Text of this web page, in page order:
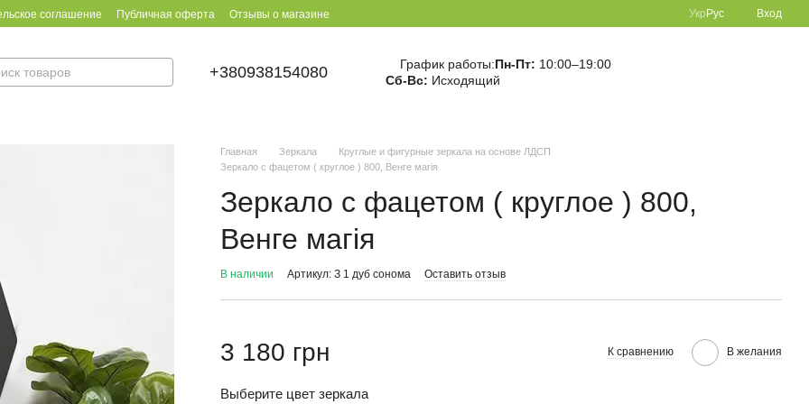
соглашение Публичная оферта Отзывы о магазине Укр Рус Вход
+380938154080 График работы:Пн-Пт: 10:00–19:00
Сб-Вс: Исходящий
Главная Зеркала
Круглые и фигурные зеркала на основе ЛДСП
Зеркало с фацетом ( круглое ) 800, Венге магія
Зеркало с фацетом ( круглое ) 800,
Венге магія
В наличии Артикул: З 1 дуб сонома Оставить отзыв
3 180 грн К сравнению В желания
Выберите цвет зеркала